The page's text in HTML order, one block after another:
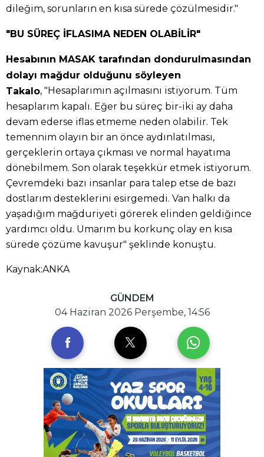
dileğim, sorunların en kısa sürede çözülmesidir."
"BU SÜREÇ İFLASIMA NEDEN OLABİLİR"
Hesabının MASAK tarafından dondurulmasından
dolayı mağdur olduğunu söyleyen
Takalo, "Hesaplarımın açılmasını istiyorum. Tüm
hesaplarım kapalı. Eğer bu süreç bir-iki ay daha
devam ederse iflas etmeme neden olabilir. Tek
temennim olayın bir an önce aydınlatılması,
gerçeklerin ortaya çıkması ve normal hayatıma
dönebilmem. Son olarak teşekkür etmek istiyorum.
Çevremdeki bazı insanlar para talep etse de bazı
dostlarım desteklerini esirgemedi. Van halkı da
yaşadığım mağduriyeti görerek elinden geldiğince
yardımcı oldu. Umarım bu korkunç olay en kısa
sürede çözüme kavuşur" şeklinde konuştu.
Kaynak:ANKA
GÜNDEM
04 Haziran 2026 Perşembe, 14:56